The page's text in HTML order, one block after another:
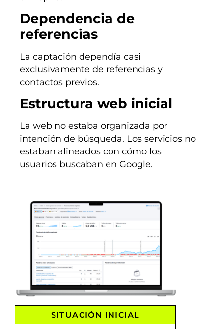
Dependencia de
referencias
La captación dependía casi
exclusivamente de referencias y
contactos previos.
Estructura web inicial
La web no estaba organizada por
intención de búsqueda. Los servicios no
estaban alineados con cómo los
usuarios buscaban en Google.
SITUACIÓN INICIAL